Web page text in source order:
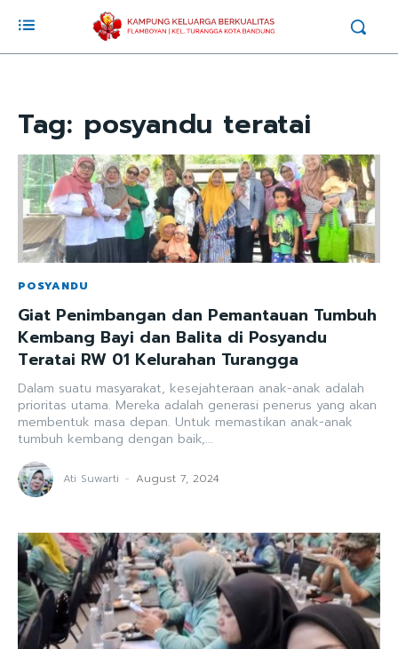
Tag: posyandu teratai
POSYANDU
Giat Penimbangan dan Pemantauan Tumbuh
Kembang Bayi dan Balita di Posyandu
Teratai RW 01 Kelurahan Turangga
Dalam suatu masyarakat, kesejahteraan anak-anak adalah
prioritas utama. Mereka adalah generasi penerus yang akan
membentuk masa depan. Untuk memastikan anak-anak
tumbuh kembang dengan baik,...
Ati Suwarti - August 7, 2024